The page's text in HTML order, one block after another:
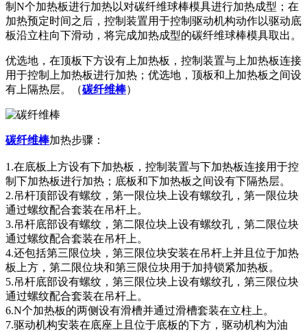
制N个加热板进行加热以对碳纤维球棒模具进行加热成型；在
加热预定时间之后，控制装置用于控制驱动机构动作以驱动底
板沿立柱向下滑动，将完成加热成型的碳纤维球棒模具取出。
优选地，在顶板下方设有上加热板，控制装置与上加热板连接
用于控制上加热板进行加热；优选地，顶板和上加热板之间设
有上隔热层。（碳纤维棒）
碳纤维棒加热步骤：
1.在底板上方设有下加热板，控制装置与下加热板连接用于控
制下加热板进行加热；底板和下加热板之间设有下隔热层。
2.吊杆顶部设有螺纹，第一限位块上设有螺纹孔，第一限位块
通过螺纹配合套装在吊杆上。
3.吊杆底部设有螺纹，第二限位块上设有螺纹孔，第二限位块
通过螺纹配合套装在吊杆上。
4.还包括第三限位块，第三限位块安装在吊杆上并且位于加热
板上方，第二限位块和第三限位块用于加持锁紧加热板。
5.吊杆底部设有螺纹，第三限位块上设有螺纹孔，第三限位块
通过螺纹配合套装在吊杆上。
6.N个加热板的两侧设有滑槽并通过滑槽套装在立柱上。
7.驱动机构安装在底座上且位于底板的下方，驱动机构为油